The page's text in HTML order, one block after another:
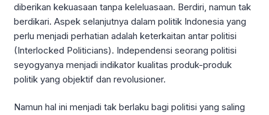
diberikan kekuasaan tanpa keleluasaan. Berdiri, namun tak
berdikari. Aspek selanjutnya dalam politik Indonesia yang
perlu menjadi perhatian adalah keterkaitan antar politisi
(Interlocked Politicians). Independensi seorang politisi
seyogyanya menjadi indikator kualitas produk-produk
politik yang objektif dan revolusioner.
Namun hal ini menjadi tak berlaku bagi politisi yang saling